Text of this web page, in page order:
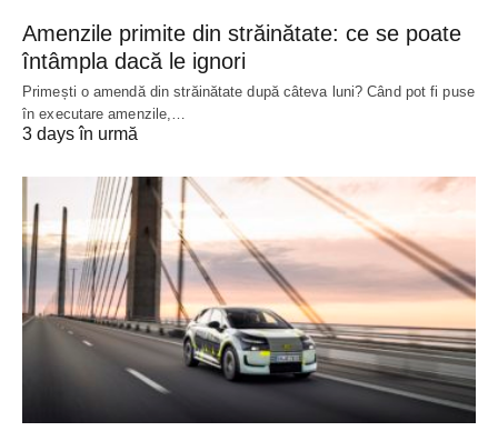
Amenzile primite din străinătate: ce se poate
întâmpla dacă le ignori
Primești o amendă din străinătate după câteva luni? Când pot fi puse
în executare amenzile,…
3 days în urmă